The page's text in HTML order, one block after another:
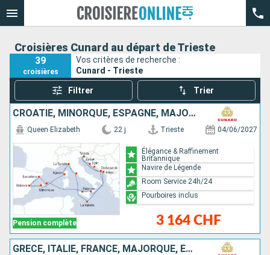
Croisières Cunard au départ de Trieste
39
croisières
Vos critères de recherche :
Cunard - Trieste
Filtrer Trier
CROATIE, MINORQUE, ESPAGNE, MAJORQUE, FRANCE, ITALIE, MALTE, MONTÉNÉGRO
Pension complète
Queen Elizabeth 22 j Trieste 04/06/2027
3 164 CHF
Élégance & Raffinement
Britannique
Navire de Légende
Room Service 24h/24
Pourboires inclus
GRÈCE, ITALIE, FRANCE, MAJORQUE, ESPAGNE, MALTE, MONTÉNÉGRO, CROATIE